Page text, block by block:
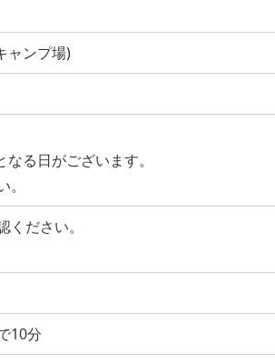
ャンプ場)
る日がございます。
ださい。
10分